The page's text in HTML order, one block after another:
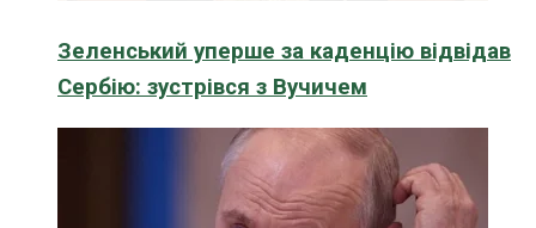
Зеленський уперше за каденцію відвідав
Сербію: зустрівся з Вучичем